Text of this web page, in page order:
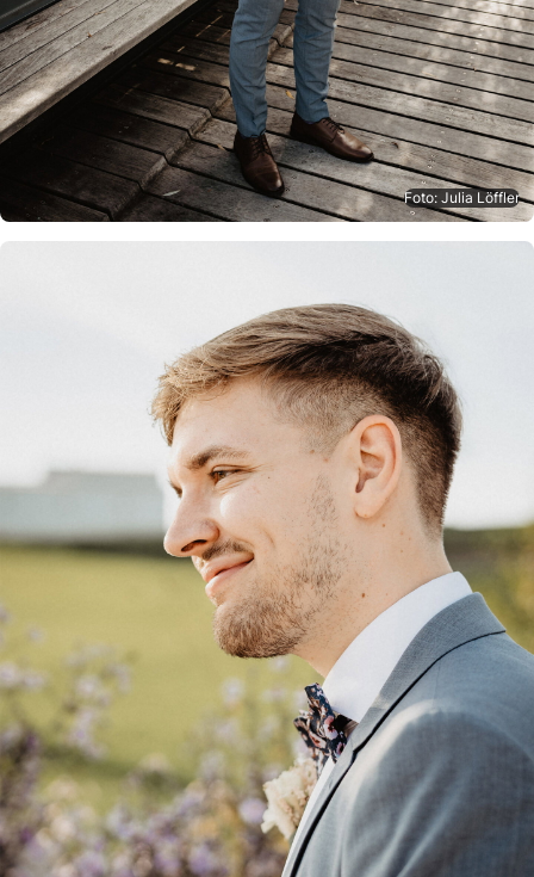
Foto: Julia Löffler